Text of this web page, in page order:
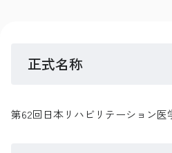
正式名称
第62回日本リハビリテーション医